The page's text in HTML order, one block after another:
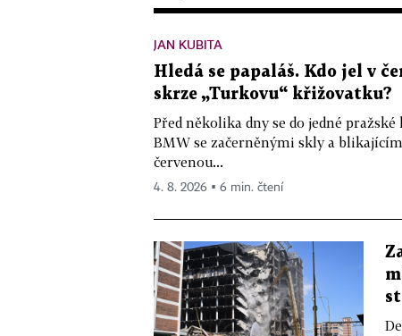
JAN KUBITA
Hledá se papaláš. Kdo jel v
skrze „Turkovu“ křižovatku?
Před několika dny se do jedné
BMW se začerněnými skly a
červenou...
4. 8. 2026 ▪ 6 min. čtení